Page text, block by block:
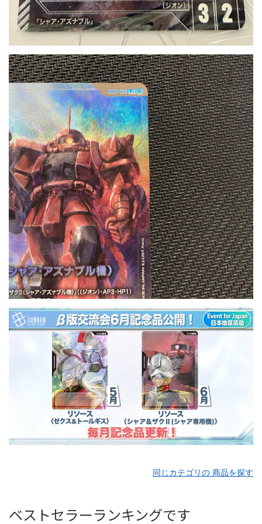
同じカテゴリの 商品を探す
ベストセラーランキングです